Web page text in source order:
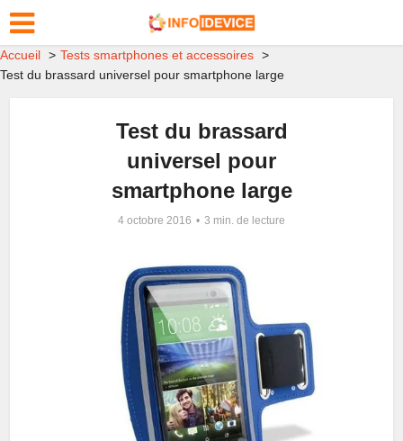
Accueil
Tests smartphones et accessoires
Test du brassard universel pour smartphone large
Test du brassard
universel pour
smartphone large
4 octobre 2016 3 min. de lecture